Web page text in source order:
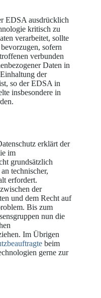
EDSA ausdrücklich
kritisch zu
verarbeitet, sollte
sofern
verbunden
Daten in
der
so der EDSA in
insbesondere in
erklärt der
im
grundsätzlich
technischer,
erfordert.
der
und dem Recht auf
Bis zum
nun die
Im Übrigen
beim
gerne zur